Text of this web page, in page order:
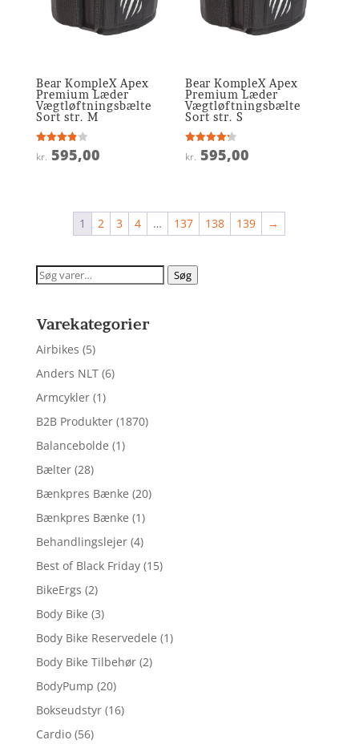
Bear KompleX Apex
Premium Læder
Vægtløftningsbælte
Sort str. M
Vurderet
3.9
kr. 595,00
Bear KompleX Apex
Premium Læder
Vægtløftningsbælte
Sort str. S
Vurderet
4.2
kr. 595,00
1 2 3 4 … 137 138 139 →
Søg
Søg
Varekategorier
Airbikes (5)
Anders NLT (6)
Armcykler (1)
B2B Produkter (1870)
Balancebolde (1)
Bælter (28)
Bænkpres Bænke (20)
Bænkpres Bænke (1)
Behandlingslejer (4)
Best of Black Friday (15)
BikeErgs (2)
Body Bike (3)
Body Bike Reservedele (1)
Body Bike Tilbehør (2)
BodyPump (20)
Bokseudstyr (16)
Cardio (56)